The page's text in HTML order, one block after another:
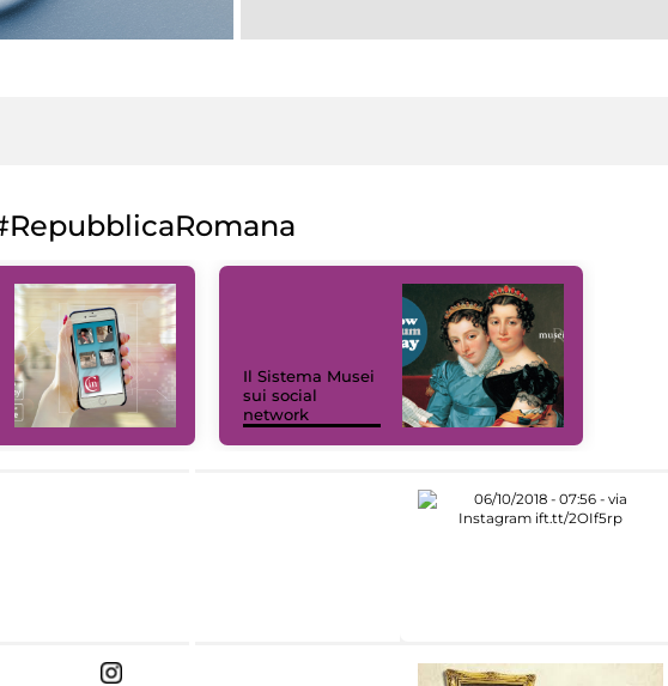
Il Sistema Musei
sui social
network